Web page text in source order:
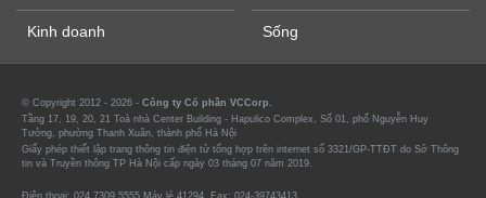
Kinh doanh Sống
© Copyright 2012 - 2026 - Công ty Cổ phần VCCorp.
Tầng 17, 19, 20, 21 Toà nhà Center Building - Hapulico Complex, Số 01, phố Nguyễn Huy
Tưởng, phường Thanh Xuân, thành phố Hà Nội
Giấy phép thiết lập trang thông tin điện tử tổng hợp trên internet số 3321/GP-TTĐT do Sở Thông
tin và Truyền thông TP Hà Nội cấp ngày 03 tháng 07 năm 2019.